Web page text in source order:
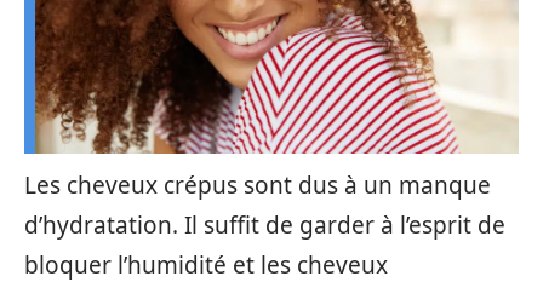
Les cheveux crépus sont dus à un manque
d’hydratation. Il suffit de garder à l’esprit de
bloquer l’humidité et les cheveux